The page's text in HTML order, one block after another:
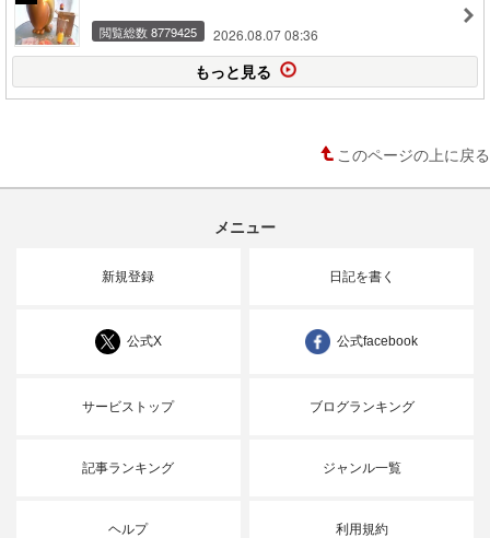
閲覧総数 8779425 2026.08.07 08:36
もっと見る
このページの上に戻る
メニュー
新規登録 日記を書く
公式X 公式facebook
サービストップ ブログランキング
記事ランキング ジャンル一覧
ヘルプ 利用規約